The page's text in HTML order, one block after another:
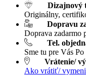
Dizajnový
Originálny,
Dopravu
Doprava zadarmo
Tel.
Sme tu pre Vás
Vrátenie/
Ako vrátiť/